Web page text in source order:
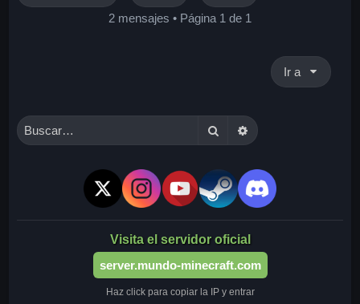
2 mensajes • Página 1 de 1
Ir a
BuscarBúsqueda avanzada
Visita el servidor oficial
server.mundo-minecraft.com
Haz click para copiar la IP y entrar